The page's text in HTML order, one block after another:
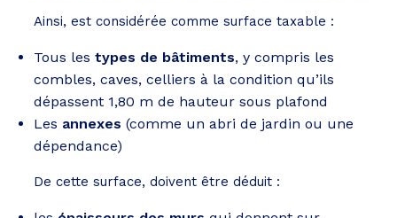
Ainsi, est considérée comme surface taxable :
Tous les types de bâtiments, y compris les
combles, caves, celliers à la condition qu’ils
dépassent 1,80 m de hauteur sous plafond
Les annexes (comme un abri de jardin ou une
dépendance)
De cette surface, doivent être déduit :